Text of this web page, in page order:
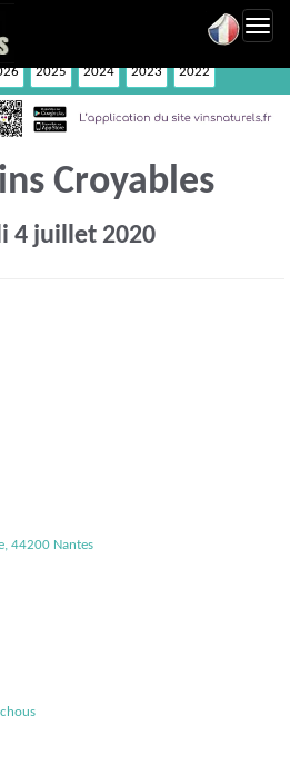
2025 2024 2023 2022
Croyables
4 juillet 2020
44200 Nantes